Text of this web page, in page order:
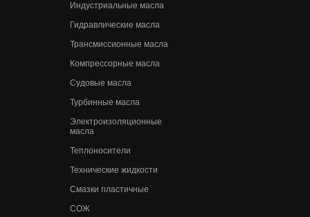
Индустриальные масла
Гидравлические масла
Трансмиссионные масла
Компрессорные масла
Судовые масла
Турбинные масла
Электроизоляционные
масла
Теплоносители
Технические жидкости
Смазки пластичные
СОЖ